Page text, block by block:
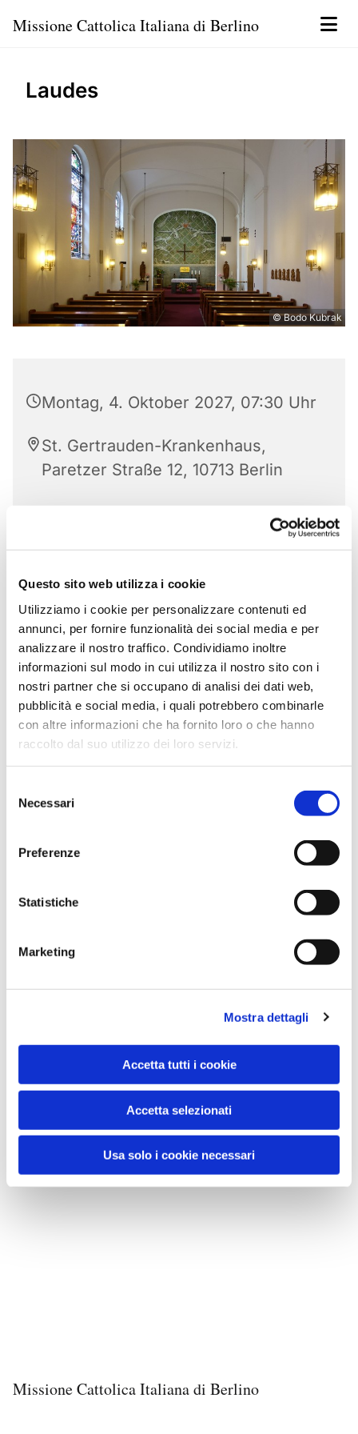
Questo sito web utilizza i cookie
Utilizziamo i cookie per personalizzare contenuti ed
annunci, per fornire funzionalità dei social media e per
analizzare il nostro traffico. Condividiamo inoltre
informazioni sul modo in cui utilizza il nostro sito con i
nostri partner che si occupano di analisi dei dati web,
pubblicità e social media, i quali potrebbero combinarle
con altre informazioni che ha fornito loro o che hanno
raccolto dal suo utilizzo dei loro servizi.
delNecessari
Preferenze
Statistiche
Marketing
Mostra dettagli
Accetta tutti i cookie
Accetta selezionati
Usa solo i cookie necessari
Missione Cattolica Italiana di Berlino
Laudes
© Bodo Kubrak
Montag, 4. Oktober 2027, 07:30 Uhr
St. Gertrauden-Krankenhaus,
Paretzer Straße 12, 10713 Berlin
Missione Cattolica Italiana di Berlino